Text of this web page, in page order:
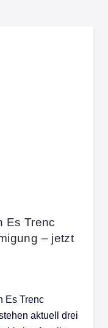
Es Trenc
– jetzt
Es Trenc
aktuell drei